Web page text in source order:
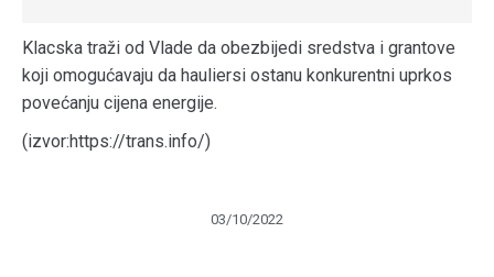
Klacska traži od Vlade da obezbijedi sredstva i grantove
koji omogućavaju da hauliersi ostanu konkurentni uprkos
povećanju cijena energije.
(izvor:https://trans.info/)
03/10/2022